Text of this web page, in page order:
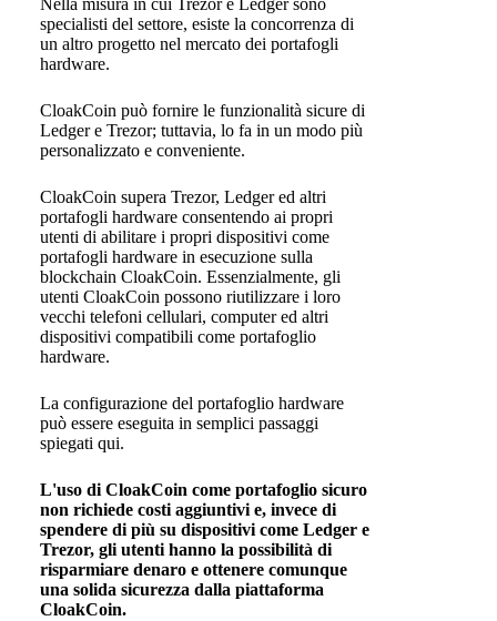
Nella misura in cui Trezor e Ledger sono
specialisti del settore, esiste la concorrenza di
un altro progetto nel mercato dei portafogli
hardware.
CloakCoin può fornire le funzionalità sicure di
Ledger e Trezor; tuttavia, lo fa in un modo più
personalizzato e conveniente.
CloakCoin supera Trezor, Ledger ed altri
portafogli hardware consentendo ai propri
utenti di abilitare i propri dispositivi come
portafogli hardware in esecuzione sulla
blockchain CloakCoin. Essenzialmente, gli
utenti CloakCoin possono riutilizzare i loro
vecchi telefoni cellulari, computer ed altri
dispositivi compatibili come portafoglio
hardware.
La configurazione del portafoglio hardware
può essere eseguita in semplici passaggi
spiegati qui.
L'uso di CloakCoin come portafoglio sicuro
non richiede costi aggiuntivi e, invece di
spendere di più su dispositivi come Ledger e
Trezor, gli utenti hanno la possibilità di
risparmiare denaro e ottenere comunque
una solida sicurezza dalla piattaforma
CloakCoin.